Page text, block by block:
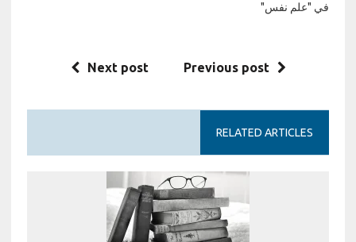
في "علم نفس"
Previous post
Next post
RELATED ARTICLES